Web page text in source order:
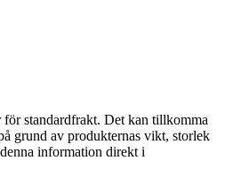
standardfrakt. Det kan tillkomma
grund av produkternas vikt, storlek
information direkt i